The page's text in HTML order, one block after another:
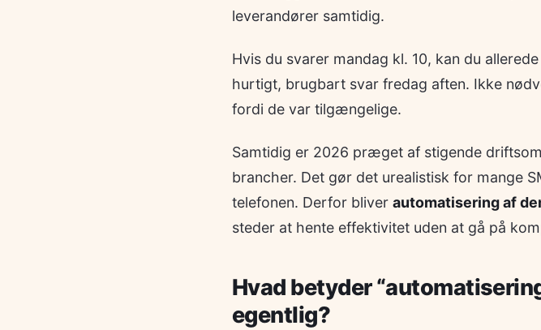
leverandører samtidig.
Hvis du svarer mandag kl. 10, kan du
hurtigt, brugbart svar fredag aften. Ikke
fordi de var tilgængelige.
Samtidig er 2026 præget af stigende
brancher. Det gør det urealistisk for mange
telefonen. Derfor bliver automatisering af
steder at hente effektivitet uden at gå på
Hvad betyder
egentlig?